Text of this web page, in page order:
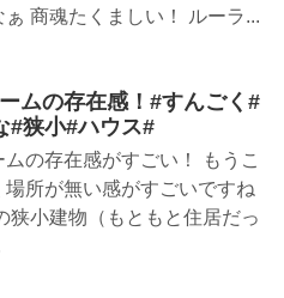
商魂たくましい！ ルーラ...
ムの存在感！#すんごく#
#狭小#ハウス#
ムの存在感がすごい！ もうこ
場所が無い感がすごいですね
狭小建物（もともと住居だっ